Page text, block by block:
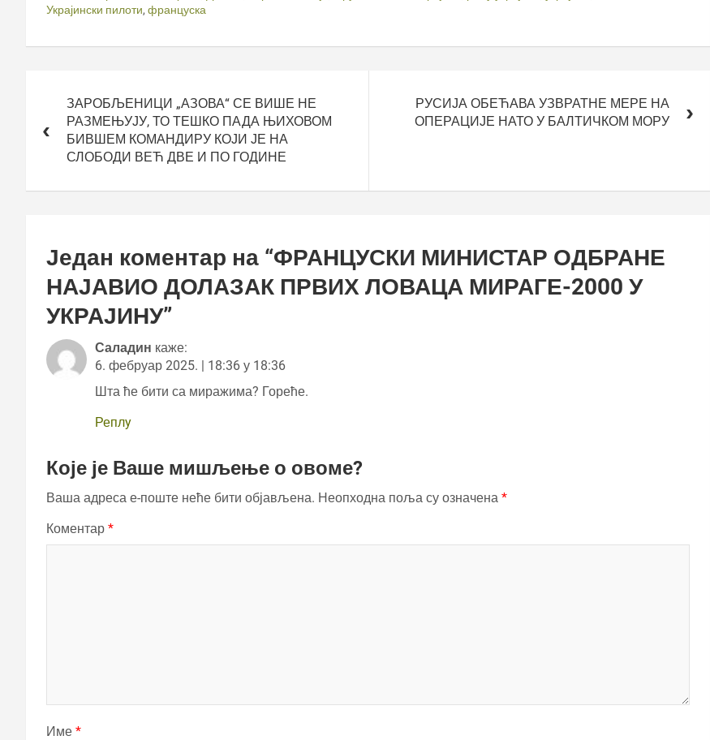
Украјински пилоти, француска
чланкаЗАРОБЉЕНИЦИ „АЗОВА“ СЕ ВИШЕ НЕ
РАЗМЕЊУЈУ, ТО ТЕШКО ПАДА ЊИХОВОМ
БИВШЕМ КОМАНДИРУ КОЈИ ЈЕ НА
СЛОБОДИ ВЕЋ ДВЕ И ПО ГОДИНЕ
РУСИЈА ОБЕЋАВА УЗВРАТНЕ МЕРЕ НА
ОПЕРАЦИЈЕ НАТО У БАЛТИЧКОМ МОРУ
Један коментар на “ФРАНЦУСКИ МИНИСТАР ОДБРАНЕ
НАЈАВИО ДОЛАЗАК ПРВИХ ЛОВАЦА МИРАГЕ-2000 У
УКРАЈИНУ”
Саладин каже:
6. фебруар 2025. | 18:36 у 18:36
Шта ће бити са миражима? Гореће.
Реплy
Које је Ваше мишљење о овоме?
Ваша адреса е-поште неће бити објављена. Неопходна поља су означена *
Коментар *
Име *